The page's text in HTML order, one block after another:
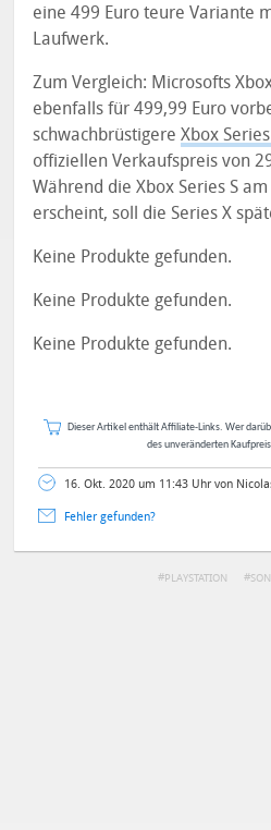
eine 499 Euro teure Variante
Laufwerk.
Zum Vergleich: Microsofts
ebenfalls für 499,99 Euro
schwachbrüstigereXbox
offiziellen Verkaufspreis von
Während die Xbox Series S
erscheint, soll die Series X
Keine Produkte gefunden.
Keine Produkte gefunden.
Keine Produkte gefunden.
Dieser Artikel enthält Affiliate-Links. Wer
des unveränderten
16. Okt. 2020 um 11:43 Uhr von
Fehler gefunden?
PLAYSTATION